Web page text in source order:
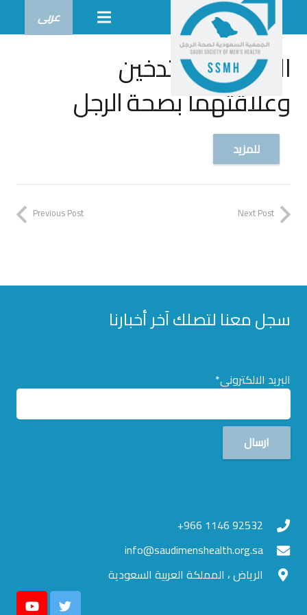
عربى
المخدرات والتدخين
وعلاقتهما بصحة الرجل
للمزيد
Previous Post Next Post
سجل معنا لتصلك آخر أخبارنا
البريد الالكترونى*
92532 1146 966+
info@saudimenshealth.org.sa
الرياض ، المملكة العربية السعودية